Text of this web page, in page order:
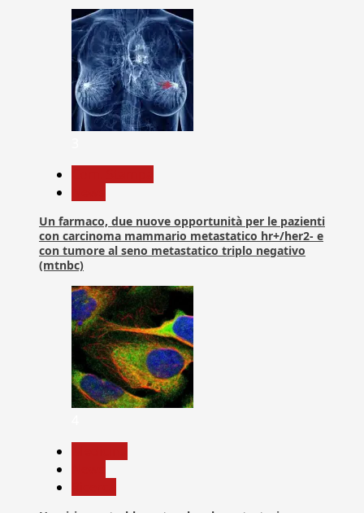
Un farmaco, due nuove opportunità per le pazienti
con carcinoma mammario metastatico hr+/her2- e
con tumore al seno metastatico triplo negativo
(mtnbc)